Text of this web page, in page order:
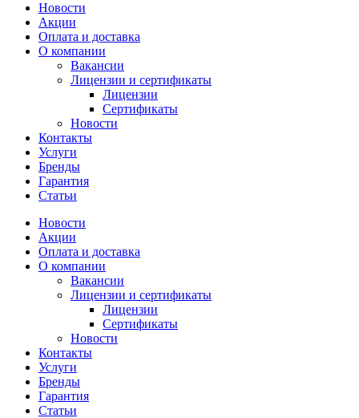
Новости
Акции
Оплата и доставка
О компании
Вакансии
Лицензии и сертификаты
Лицензии
Сертификаты
Новости
Контакты
Услуги
Бренды
Гарантия
Статьи
Новости
Акции
Оплата и доставка
О компании
Вакансии
Лицензии и сертификаты
Лицензии
Сертификаты
Новости
Контакты
Услуги
Бренды
Гарантия
Статьи